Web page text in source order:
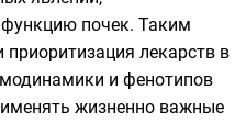
почек. Таким
лекарств в
и фенотипов
жизненно важные